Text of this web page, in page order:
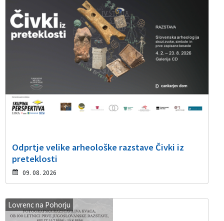
Odprtje velike arheološke razstave Čivki iz
preteklosti
09. 08. 2026
Lovrenc na Pohorju